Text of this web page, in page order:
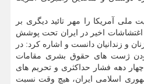
ملی آمریکا را مهر تائید دیگری بر
اخیر در ایران تحت پوشش
و زندانیان دانست و اشاره کرد: در
ژست های حقوق بشری مقامات
دهه فشار حداکثری و تحریم های
اسلامی ایران، هیچ وقت نسبت